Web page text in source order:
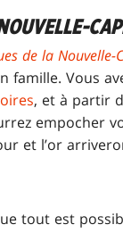
de la Nouvelle-
famille. Vous
, et à partir
empocher
et l’or
tout est